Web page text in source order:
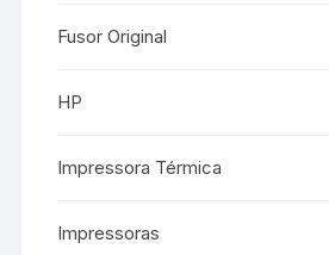
Fusor Original
HP
Impressora Térmica
Impressoras